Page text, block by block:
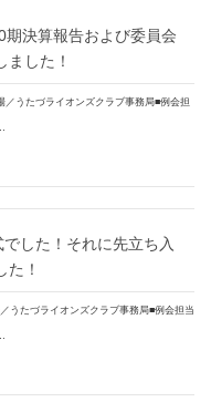
決算報告および委員会
ました！
うたづライオンズクラブ事務局■例会担
した！それに先立ち入
た！
うたづライオンズクラブ事務局■例会担当